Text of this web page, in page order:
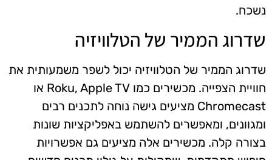
נשכח.
שדרוג הממיר של הטלוויזיה
שדרוג הממיר של הטלוויזיה יכול לשפר משמעותית את
חוויית הצפייה. מכשירים כמו Roku, Apple TV או
Chromecast מציעים גישה נוחה לתכנים רבים
ומגוונים, ומאפשרים להשתמש באפליקציות שונות
בצורה קלה. מכשירים אלה מציעים גם אפשרויות